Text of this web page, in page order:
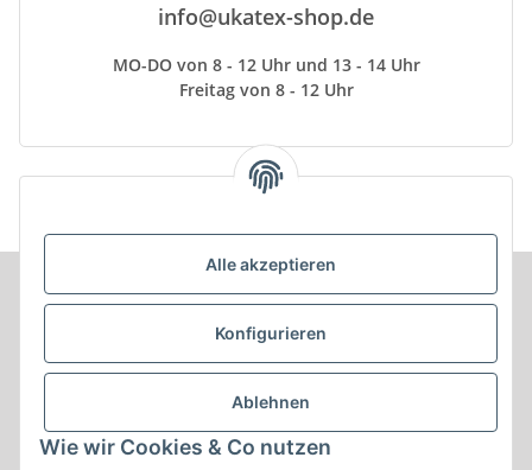
Alle akzeptieren
Konfigurieren
Ablehnen
Wie wir Cookies & Co nutzen
info@ukatex-shop.de
MO-DO von 8 - 12 Uhr und 13 - 14 Uhr
Freitag von 8 - 12 Uhr
Informationen
Produkt Informationen
Shop Informationen